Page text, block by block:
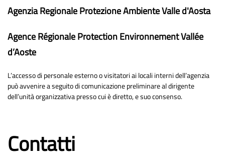
Agenzia Regionale Protezione Ambiente Valle d'Aosta
Agence Régionale Protection Environnement Vallée
d’Aoste
L’accesso di personale esterno o visitatori ai locali interni dell’agenzia
può avvenire a seguito di comunicazione preliminare al dirigente
dell’unità organizzativa presso cui è diretto, e suo consenso.
Contatti